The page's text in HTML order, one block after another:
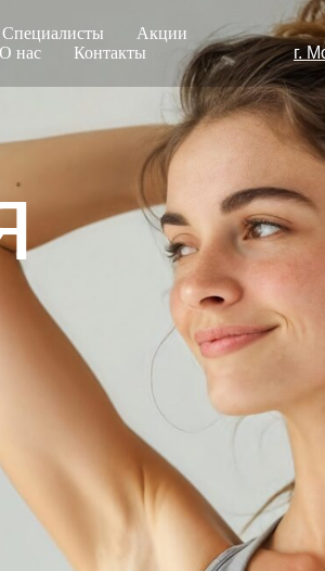
Специалисты
Акции
О нас Контакты
г.